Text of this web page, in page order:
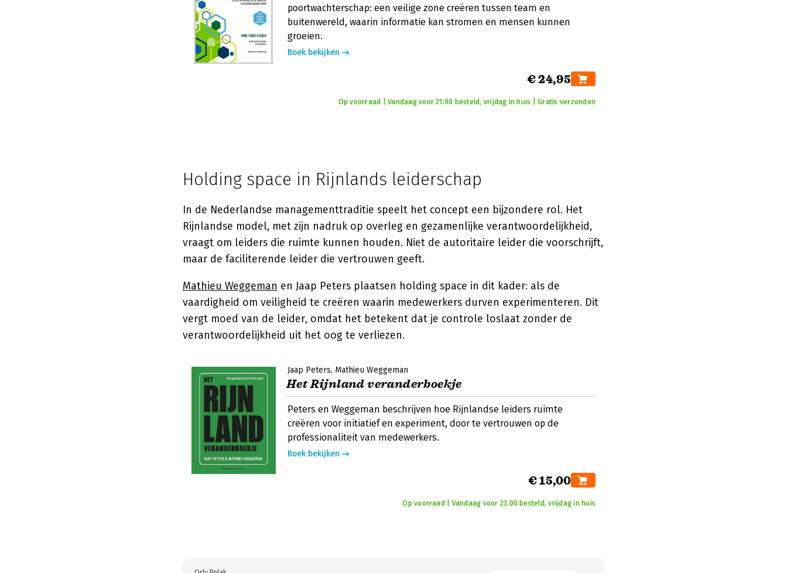
poortwachterschap: een veilige zone creëren tussen team en
buitenwereld, waarin informatie kan stromen en mensen kunnen
groeien.
Boek bekijken
€ 24,95
Op voorraad | Vandaag voor 21:00 besteld, vrijdag in huis | Gratis verzonden
Holding space in Rijnlands leiderschap
In de Nederlandse managementtraditie speelt het concept een bijzondere rol. Het
Rijnlandse model, met zijn nadruk op overleg en gezamenlijke verantwoordelijkheid,
vraagt om leiders die ruimte kunnen houden. Niet de autoritaire leider die voorschrijft,
maar de faciliterende leider die vertrouwen geeft.
Mathieu Weggeman en Jaap Peters plaatsen holding space in dit kader: als de
vaardigheid om veiligheid te creëren waarin medewerkers durven experimenteren. Dit
vergt moed van de leider, omdat het betekent dat je controle loslaat zonder de
verantwoordelijkheid uit het oog te verliezen.
Jaap Peters Mathieu Weggeman
Het Rijnland veranderboekje
Peters en Weggeman beschrijven hoe Rijnlandse leiders ruimte
creëren voor initiatief en experiment, door te vertrouwen op de
professionaliteit van medewerkers.
Boek bekijken
€ 15,00
Op voorraad | Vandaag voor 23:00 besteld, vrijdag in huis